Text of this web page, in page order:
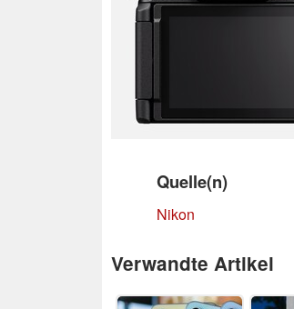
Quelle(n)
Nikon
Verwandte Artikel